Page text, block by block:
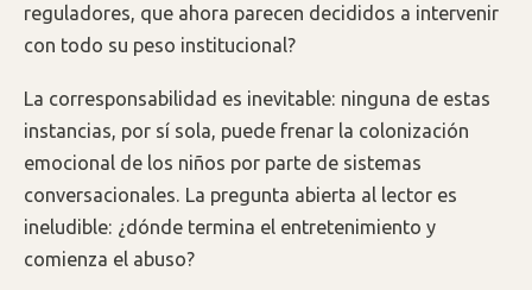
reguladores, que ahora parecen decididos a intervenir
con todo su peso institucional?
La corresponsabilidad es inevitable: ninguna de estas
instancias, por sí sola, puede frenar la colonización
emocional de los niños por parte de sistemas
conversacionales. La pregunta abierta al lector es
ineludible: ¿dónde termina el entretenimiento y
comienza el abuso?